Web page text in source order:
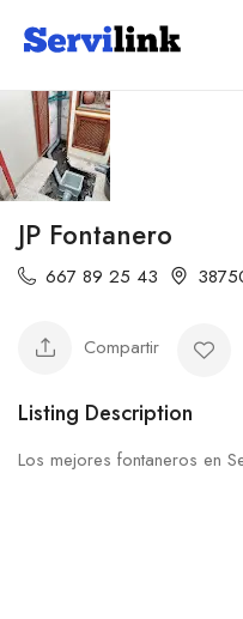
JP Fontanero
667 89 25 43
Compartir
Listing Description
Los mejores fontaneros en